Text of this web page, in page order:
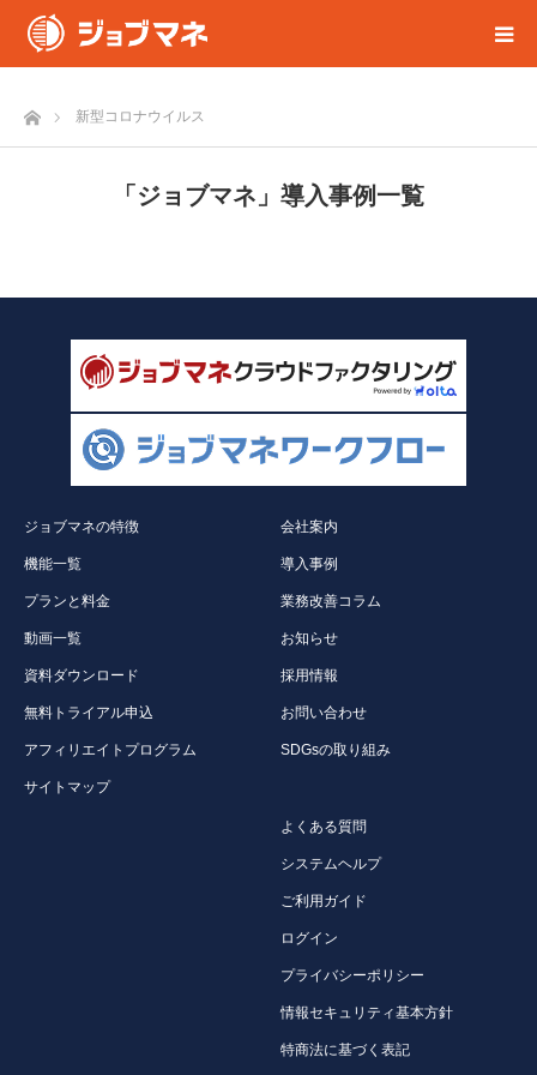
ホーム新型コロナウイルス
「ジョブマネ」導入事例一覧
ジョブマネの特徴
機能一覧
プランと料金
動画一覧
資料ダウンロード
無料トライアル申込
アフィリエイトプログラム
サイトマップ
会社案内
導入事例
業務改善コラム
お知らせ
採用情報
お問い合わせ
SDGsの取り組み
よくある質問
システムヘルプ
ご利用ガイド
ログイン
プライバシーポリシー
情報セキュリティ基本方針
特商法に基づく表記